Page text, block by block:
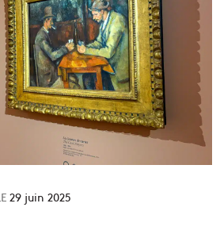
29 juin 2025